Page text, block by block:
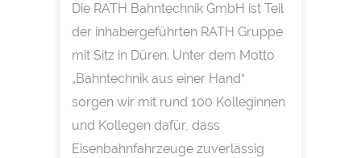
Die RATH Bahntechnik GmbH ist Teil
der inhabergeführten RATH Gruppe
mit Sitz in Düren. Unter dem Motto
„Bahntechnik aus einer Hand“
sorgen wir mit rund 100 Kolleginnen
und Kollegen dafür, dass
Eisenbahnfahrzeuge zuverlässig